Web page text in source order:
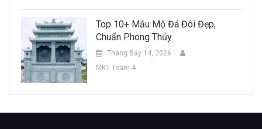
Top 10+ Mẫu Mộ Đá Đôi Đẹp,
Chuẩn Phong Thủy
Tháng Bảy 14, 2026
MKT Team 4